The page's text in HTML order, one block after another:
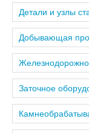
Детали и узлы
Добывающая
Заточное